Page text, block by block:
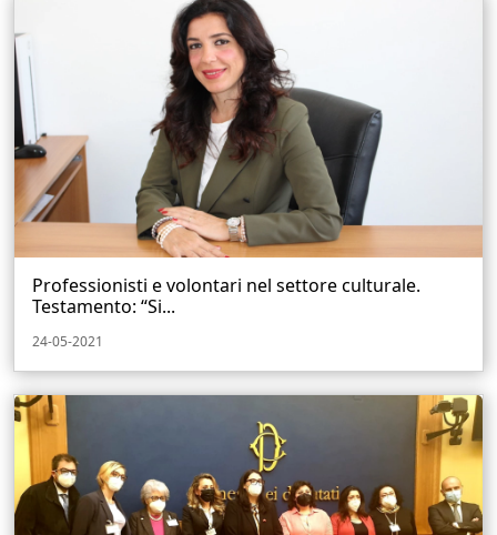
Professionisti e volontari nel settore culturale.
Testamento: “Si...
24-05-2021